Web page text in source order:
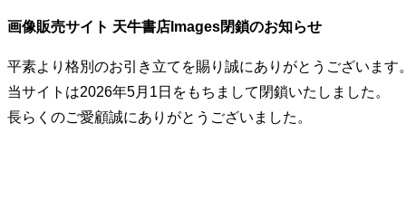
画像販売サイト 天牛書店Images閉鎖のお知らせ
平素より格別のお引き立てを賜り誠にありがとうございます
当サイトは2026年5月1日をもちまして閉鎖いたしました。
長らくのご愛顧誠にありがとうございました。